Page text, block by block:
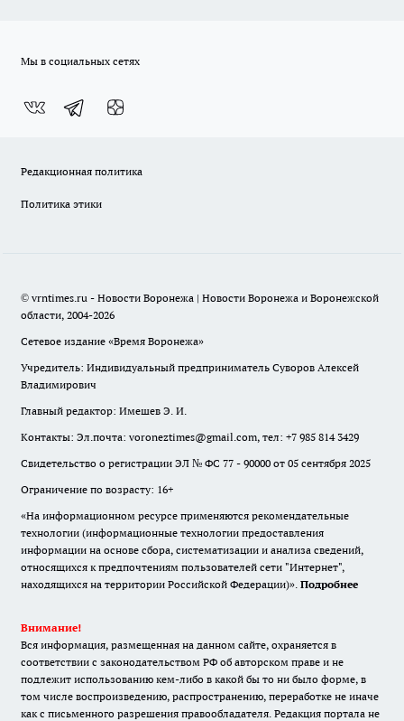
Мы в социальных сетях
Редакционная политика
Политика этики
© vrntimes.ru - Новости Воронежа | Новости Воронежа и Воронежской
области, 2004-2026
Сетевое издание «Время Воронежа»
Учредитель: Индивидуальный предприниматель Суворов Алексей
Владимирович
Главный редактор: Имешев Э. И.
Контакты: Эл.почта: voroneztimes@gmail.com, тел: +7 985 814 3429
Свидетельство о регистрации ЭЛ № ФС 77 - 90000 от 05 сентября 2025
Ограничение по возрасту: 16+
«На информационном ресурсе применяются рекомендательные
технологии (информационные технологии предоставления
информации на основе сбора, систематизации и анализа сведений,
относящихся к предпочтениям пользователей сети "Интернет",
находящихся на территории Российской Федерации)». Подробнее
Внимание!
Вся информация, размещенная на данном сайте, охраняется в
соответствии с законодательством РФ об авторском праве и не
подлежит использованию кем-либо в какой бы то ни было форме, в
том числе воспроизведению, распространению, переработке не иначе
как с письменного разрешения правообладателя. Редакция портала не